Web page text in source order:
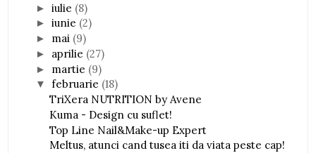
►iulie (8)
►iunie (2)
► mai (9)
► aprilie (27)
► martie (9)
▼februarie (18)
TriXera NUTRITION by Avene
Kuma - Design cu suflet!
Top Line Nail&Make-up Expert
Meltus, atunci cand tusea iti da viata peste cap!